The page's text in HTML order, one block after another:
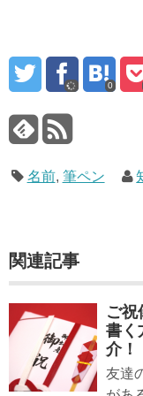
0
名前, 筆ペン
関連記事
ご祝
書く
介！
友達